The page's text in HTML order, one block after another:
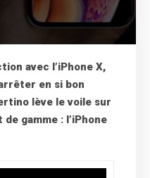
avec l’iPhone X,
en si bon
lève le voile sur
gamme : l’iPhone